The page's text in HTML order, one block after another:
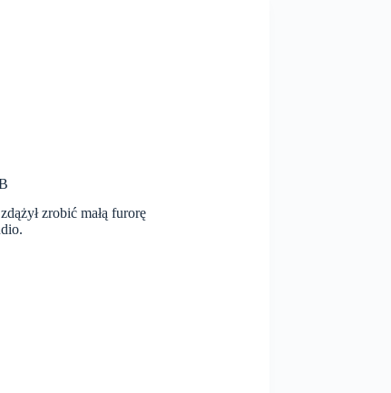
zrobić małą furorę